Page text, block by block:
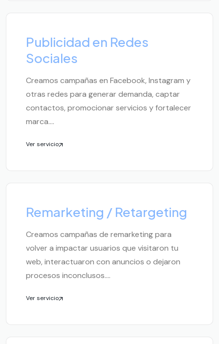
Publicidad en Redes
Sociales
Creamos campañas en Facebook, Instagram y
otras redes para generar demanda, captar
contactos, promocionar servicios y fortalecer
marca....
Ver servicio
Remarketing / Retargeting
Creamos campañas de remarketing para
volver a impactar usuarios que visitaron tu
web, interactuaron con anuncios o dejaron
procesos inconclusos....
Ver servicio